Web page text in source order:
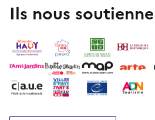
Ils nous